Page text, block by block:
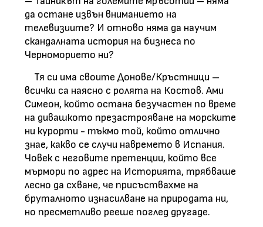
да остане извън вниманието на
телевизиите? И отново няма да научим
скандалната история на бизнеса по
Черноморието ни?
Тя си има своите Донове/Кръстници –
всички са наясно с ролята на Костов. Ами
Симеон, който остана безучастен по време
на дивашкото презастрояване на морските
ни курорти - тъкмо той, който отлично
знае, какво се случи навремето в Испания.
Човек с неговите претенции, който все
мърмори по адрес на Историята, трябваше
лесно да схване, че присъствахме на
бруталното изнасилване на природата ни,
но пресметливо рееше поглед другаде.